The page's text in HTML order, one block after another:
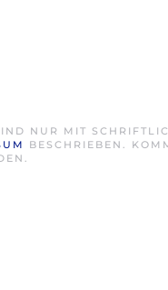
NUR MIT
BESCHRIEBEN.